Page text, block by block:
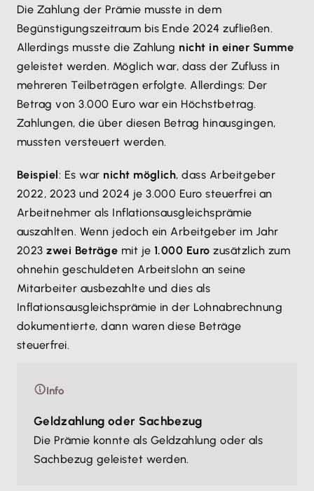
Die Zahlung der Prämie musste in dem
Begünstigungszeitraum bis Ende 2024 zufließen.
Allerdings musste die Zahlung nicht in einer Summe
geleistet werden. Möglich war, dass der Zufluss in
mehreren Teilbeträgen erfolgte. Allerdings: Der
Betrag von 3.000 Euro war ein Höchstbetrag.
Zahlungen, die über diesen Betrag hinausgingen,
mussten versteuert werden.
Beispiel: Es war nicht möglich, dass Arbeitgeber
2022, 2023 und 2024 je 3.000 Euro steuerfrei an
Arbeitnehmer als Inflationsausgleichsprämie
auszahlten. Wenn jedoch ein Arbeitgeber im Jahr
2023zwei Beträge mit je1.000 Euro zusätzlich zum
ohnehin geschuldeten Arbeitslohn an seine
Mitarbeiter ausbezahlte und dies als
Inflationsausgleichsprämie in der Lohnabrechnung
dokumentierte, dann waren diese Beträge
steuerfrei.
Info
Geldzahlung oder Sachbezug
Die Prämie konnte als Geldzahlung oder als
Sachbezug geleistet werden.